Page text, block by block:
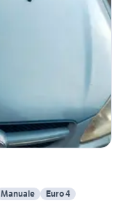
Manuale Euro 4